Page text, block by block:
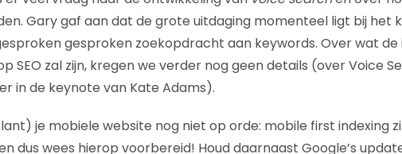
Gary gaf aan dat de grote uitdaging momenteel ligt bij het
gesproken zoekopdracht aan keywords. Over wat de
SEO zal zijn, kregen we verder nog geen details (over Voice
in de keynote van Kate Adams).
je mobiele website nog niet op orde: mobile first indexing
dus wees hierop voorbereid! Houd daarnaast Google’s